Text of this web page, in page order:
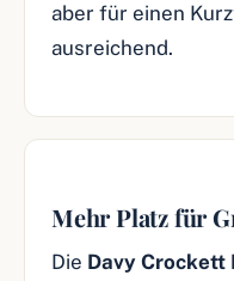
aber für einen
ausreichend.
Mehr Platz für
Die Davy Crockett